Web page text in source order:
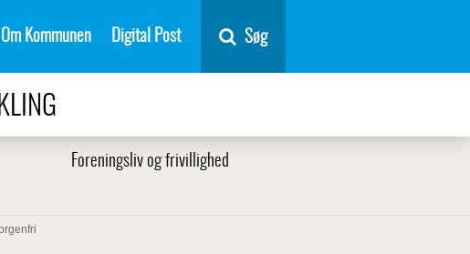
Om Kommunen Digital Post Søg
Foreningsliv og frivillighed